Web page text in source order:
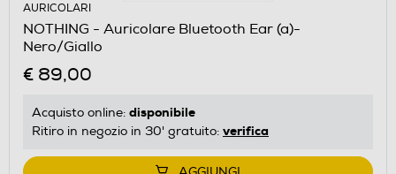
AURICOLARI
NOTHING - Auricolare Bluetooth Ear (a)-
Nero/Giallo
€ 89,00
Acquisto online: disponibile
Ritiro in negozio in 30' gratuito: verifica